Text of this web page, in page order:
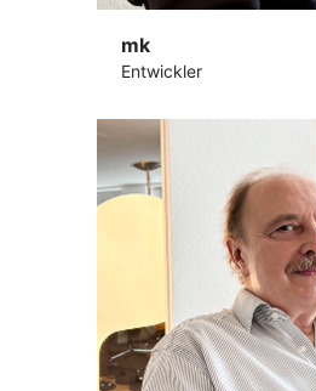
mk
Entwickler